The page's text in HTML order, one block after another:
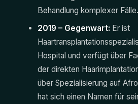
Behandlung komplexer Fälle.
2019 – Gegenwart: Er ist
Hospital und verfügt über
der direkten
über Spezialisierung auf
hat sich einen Namen für